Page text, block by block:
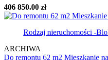
406 850.00 zł
Rodzaj nieruchomości -
ARCHIWA
Do remontu 62 m2 Mieszkanie